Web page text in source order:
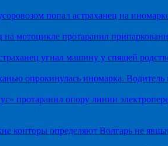
попал астраханец на
на мотоцикле протаранил
угнал машину у спящей
опрокинулась иномарка. Водитель
протаранил опору линии
конторы определяют Волгарь не